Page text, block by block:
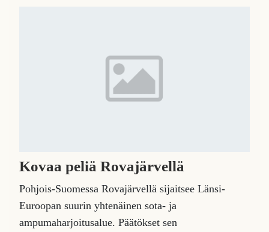
Kovaa peliä Rovajärvellä
Pohjois-Suomessa Rovajärvellä sijaitsee Länsi-
Euroopan suurin yhtenäinen sota- ja
ampumaharjoitusalue. Päätökset sen